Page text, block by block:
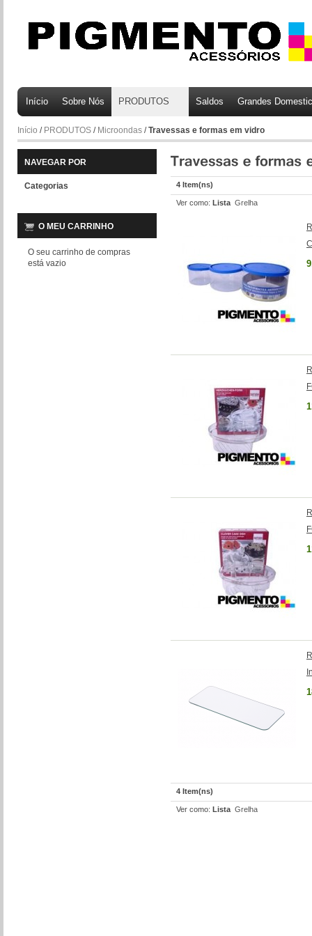
Início Sobre Nós PRODUTOS Saldos Grandes
Início / PRODUTOS / Microondas /Travessas e formas em vidro
NAVEGAR POR
Categorias
O MEU CARRINHO
O seu carrinho de compras
está vazio
4 Item(ns)
Ver como: Lista Grelha
4 Item(ns)
Ver como: Lista Grelha